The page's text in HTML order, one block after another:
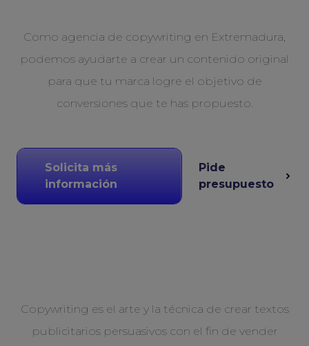
Como agencia de copywriting en Extremadura,
podemos ayudarte a crear un contenido original
para que tu marca logre el objetivo de
conversiones que te has propuesto.
Solicita más
información
Pide
presupuesto
Copywriting es el arte y la técnica de crear textos
publicitarios persuasivos con el fin de vender